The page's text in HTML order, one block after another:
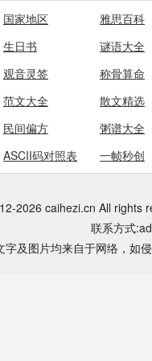
国家地区
雅思百科
生日书
谜语大全
观音灵签
称骨算命
范文大全
散文精选
民间偏方
粥谱大全
ASCII码对照表 一帧秒创
2026 caihezi.cn All rights
联系方式
字及图片均来自于网络，如